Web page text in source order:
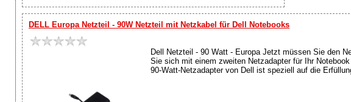
DELL Europa Netzteil - 90W Netzteil mit Netzkabel für Dell Notebooks
Dell Netzteil - 90 Watt - Europa Jetzt müssen Sie den
Sie sich mit einem zweiten Netzadapter für Ihr
90-Watt-Netzadapter von Dell ist speziell auf die